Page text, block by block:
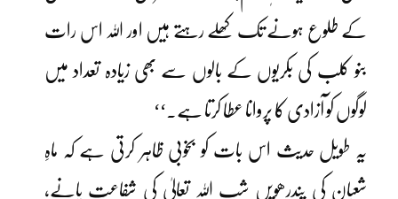
کے طلوع ہونے تک کھلے رہتے ہیں اور اللہ اس رات
بنو کلب کی بکریوں کے بالوں سے بھی زیادہ تعداد میں
لوگوں کو آزادی کا پروانا عطا کرتا ہے۔‘‘
یہ طویل حدیث اس بات کو بخوبی ظاہر کرتی ہے کہ ماہِ
شعبان کی پندرھویں شب اللہ تعالیٰ کی شفاعت پانے،